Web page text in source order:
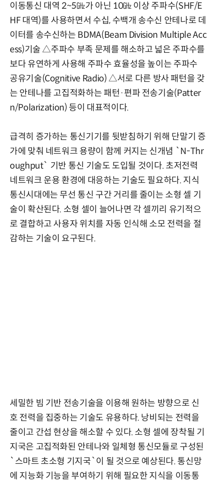
이동통신 대역 2~5㎓가 아닌 10㎓ 이상 주파수(SHF/E
HF 대역)를 사용하면서 수십, 수백개 송수신 안테나로 데
이터를 송수신하는 BDMA(Beam Division Multiple Acc
ess)기술 △주파수 부족 문제를 해소하고 넓은 주파수를
보다 유연하게 사용해 주파수 효율성을 높이는 주파수
공유기술(Cognitive Radio) △서로 다른 방사 패턴을 갖
는 안테나를 고집적화하는 패턴·편파 전송기술(Patter
n/Polarization) 등이 대표적이다.
급격히 증가하는 통신기기를 뒷받침하기 위해 단말기 증
가에 맞춰 네트워크 용량이 함께 커지는 신개념 `N-Thr
oughput` 기반 통신 기술도 도입될 것이다. 초저전력
네트워크 운용 환경에 대응하는 기술도 필요하다. 지식
통신시대에는 무선 통신 구간 거리를 줄이는 소형 셀 기
술이 확산된다. 소형 셀이 늘어나면 각 셀끼리 유기적으
로 결합하고 사용자 위치를 자동 인식해 소모 전력을 절
감하는 기술이 요구된다.
세밀한 빔 기반 전송기술을 이용해 원하는 방향으로 신
호 전력을 집중하는 기술도 유용하다. 낭비되는 전력을
줄이고 간섭 현상을 해소할 수 있다. 소형 셀에 장착될 기
지국은 고집적화된 안테나와 일체형 통신모듈로 구성된
`스마트 초소형 기지국`이 될 것으로 예상된다. 통신망
에 지능화 기능을 부여하기 위해 필요한 지식을 이동통